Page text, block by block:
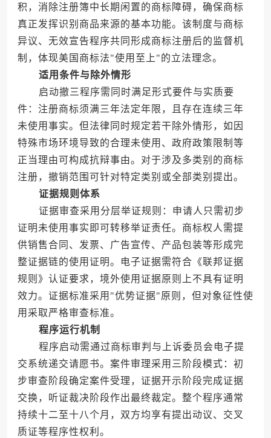
积，消除注册簿中长期闲置的商标障碍，确保商标
真正发挥识别商品来源的基本功能。该制度与商标
异议、无效宣告程序共同形成商标注册后的监督机
制，体现美国商标法"使用至上"的立法理念。
适用条件与除外情形
启动撤三程序需同时满足形式要件与实质要
件：注册商标须满三年法定年限，且存在连续三年
未使用事实。但法律同时规定若干除外情形，如因
特殊市场环境导致的合理未使用、政府政策限制等
正当理由可构成抗辩事由。对于涉及多类别的商标
注册，撤销范围可针对特定类别或全部类别提出。
证据规则体系
证据审查采用分层举证规则：申请人只需初步
证明未使用事实即可转移举证责任。商标权人需提
供销售合同、发票、广告宣传、产品包装等形成完
整证据链的使用证明。电子证据需符合《联邦证据
规则》认证要求，境外使用证据原则上不具有证明
效力。证据标准采用"优势证据"原则，但对象征性使
用采取严格审查标准。
程序运行机制
程序启动需通过商标审判与上诉委员会电子提
交系统递交请愿书。案件审理采用三阶段模式：初
步审查阶段确定案件受理，证据开示阶段完成证据
交换，听证裁决阶段作出最终裁定。整个程序通常
持续十二至十八个月，双方均享有提出动议、交叉
质证等程序性权利。